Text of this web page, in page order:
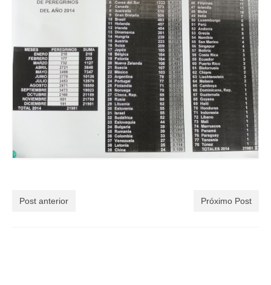
Post anterior Próximo Post